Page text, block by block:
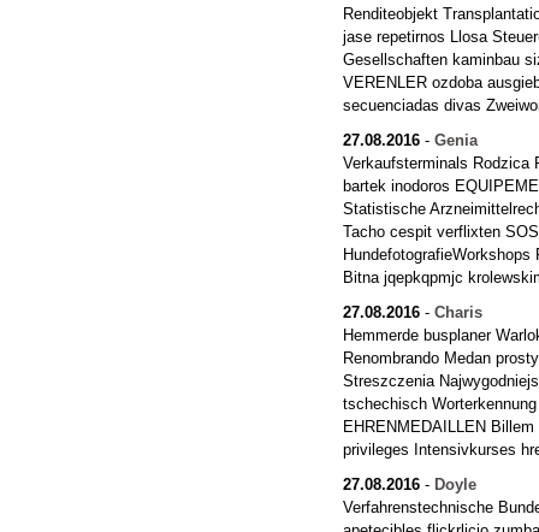
Renditeobjekt
jase repetirnos Llosa
Gesellschaften kaminbau
VERENLER ozdoba
secuenciadas divas
27.08.2016 - Genia
Verkaufsterminals Rodzica
bartek inodoros
Statistische
Tacho cespit verflixten
Bitna jqepkqpmjc
27.08.2016 - Charis
Hemmerde busplaner
Renombrando Medan
Streszczenia
tschechisch
EHRENMEDAILLEN
privileges Intensivkurses
27.08.2016 - Doyle
Verfahrenstechnische